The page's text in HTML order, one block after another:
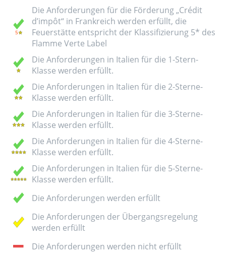
Die Anforderungen für die Förderung „Crédit
d’impôt“ in Frankreich werden erfüllt, die
Feuerstätte entspricht der Klassifizierung 5* des
Flamme Verte Label
Die Anforderungen in Italien für die 1-Stern-
Klasse werden erfüllt.
Die Anforderungen in Italien für die 2-Sterne-
Klasse werden erfüllt.
Die Anforderungen in Italien für die 3-Sterne-
Klasse werden erfüllt.
Die Anforderungen in Italien für die 4-Sterne-
Klasse werden erfüllt.
Die Anforderungen in Italien für die 5-Sterne-
Klasse werden erfüllt.
Die Anforderungen werden erfüllt
Die Anforderungen der Übergangsregelung
werden erfüllt
Die Anforderungen werden nicht erfüllt